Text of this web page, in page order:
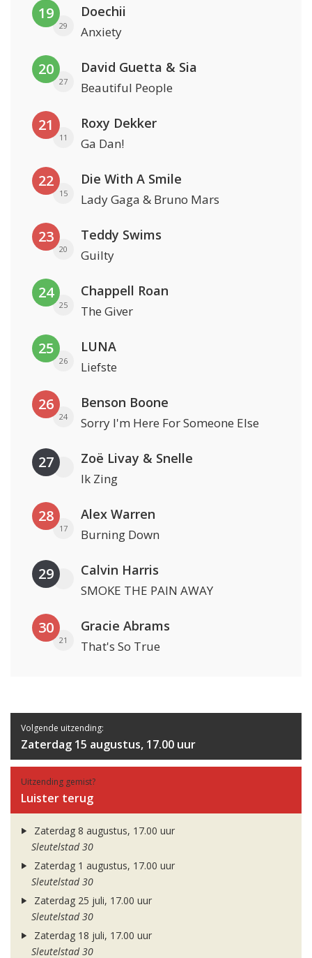
19
29
Doechii
Anxiety
20
27
David Guetta & Sia
Beautiful People
21
11
Roxy Dekker
Ga Dan!
22
15
Die With A Smile
Lady Gaga & Bruno Mars
23
20
Teddy Swims
Guilty
24
25
Chappell Roan
The Giver
25
26
LUNA
Liefste
26
24
Benson Boone
Sorry I'm Here For Someone Else
27 Zoë Livay & Snelle
Ik Zing
28
17
Alex Warren
Burning Down
29 Calvin Harris
SMOKE THE PAIN AWAY
30
21
Gracie Abrams
That's So True
Volgende uitzending:
Zaterdag 15 augustus, 17.00 uur
Uitzending gemist?
Luister terug
Zaterdag 8 augustus, 17.00 uur
Sleutelstad 30
Zaterdag 1 augustus, 17.00 uur
Sleutelstad 30
Zaterdag 25 juli, 17.00 uur
Sleutelstad 30
Zaterdag 18 juli, 17.00 uur
Sleutelstad 30